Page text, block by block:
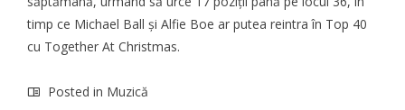
timp ce Michael Ball și Alfie Boe ar putea reintra în Top 40
cu Together At Christmas.
Posted in Muzică